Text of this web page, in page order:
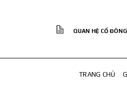
QUAN HỆ CỔ ĐÔNG
TRANG CHỦ